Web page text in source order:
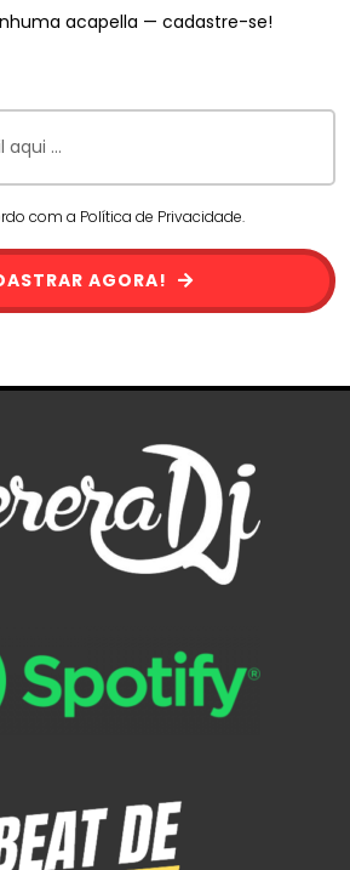
acapella — cadastre-se!
com a Política de Privacidade.
AGORA!